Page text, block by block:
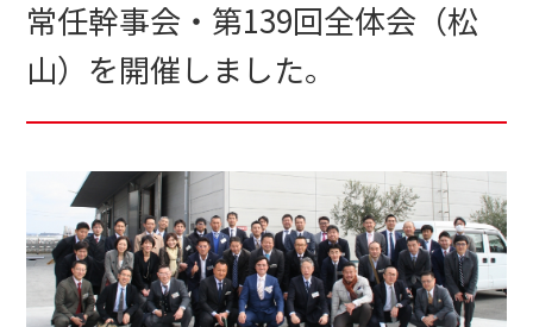
常任幹事会・第139回全体会（松
山）を開催しました。